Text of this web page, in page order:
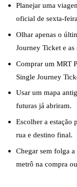
Planejar uma
oficial de sexta-
Olhar apenas o
Journey Ticket e
Comprar um MRT
Single Journey
Usar um mapa
futuras já abriram.
Escolher a estação
rua e destino final.
Chegar sem folga
metrô na compra